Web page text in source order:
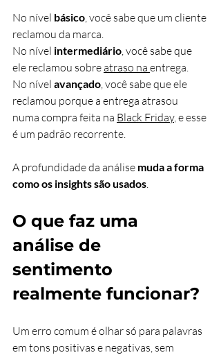
No nível básico, você sabe que um cliente
reclamou da marca.
No nível intermediário, você sabe que
ele reclamou sobre atraso na entrega.
No nível avançado, você sabe que ele
reclamou porque a entrega atrasou
numa compra feita na Black Friday, e esse
é um padrão recorrente.
A profundidade da análise muda a forma
como os insights são usados.
O que faz uma
análise de
sentimento
realmente funcionar?
Um erro comum é olhar só para palavras
em tons positivas e negativas, sem